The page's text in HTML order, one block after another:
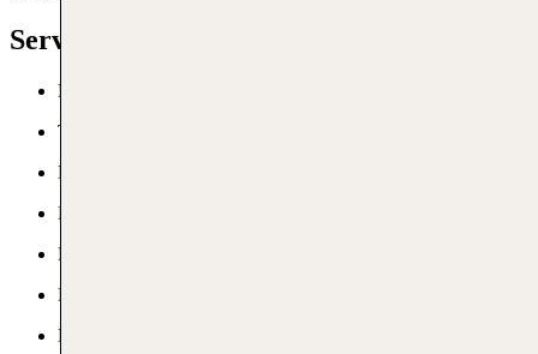
Services am RLG
Bank
Touristeninformation
Kinderbetreuung
Hotel
Lounges
Konferenzraum
Duty-Free